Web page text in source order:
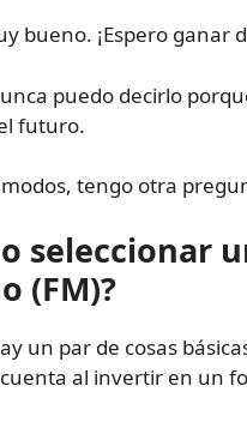
bueno. ¡Espero ganar
puedo decirlo
futuro.
tengo otra
seleccionar
(FM)?
un par de cosas
al invertir en un